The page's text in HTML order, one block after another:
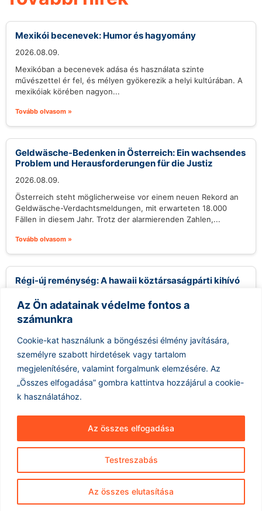
Az Ön adatainak védelme fontos a
számunkra
Cookie-kat használunk a böngészési élmény javítására,
személyre szabott hirdetések vagy tartalom
megjelenítésére, valamint forgalmunk elemzésére. Az
„Összes elfogadása” gombra kattintva hozzájárul a cookie-
k használatához.
Testreszabás
Az összes elutasítása
Az összes elfogadása
Mexikói becenevek: Humor és hagyomány
2026.08.09.
Mexikóban a becenevek adása és használata szinte
művészettel ér fel, és mélyen gyökerezik a helyi kultúrában. A
mexikóiak körében nagyon...
Tovább olvasom »
Geldwäsche-Bedenken in Österreich: Ein wachsendes
Problem und Herausforderungen für die Justiz
2026.08.09.
Österreich steht möglicherweise vor einem neuen Rekord an
Geldwäsche-Verdachtsmeldungen, mit erwarteten 18.000
Fällen in diesem Jahr. Trotz der alarmierenden Zahlen,...
Tovább olvasom »
Régi-új reménység: A hawaii köztársaságpárti kihívó
esélyei
2026.08.09.
Gary Cordery, aki egy helyi építőipari vállalkozóból vált
politikussá, megnyerte a Republikánus Párt hawaii kormányzói
jelölését, és most a demokrata...
Tovább olvasom »
Hírarchívum Impresszum
ÁSZF
Adatkezelés